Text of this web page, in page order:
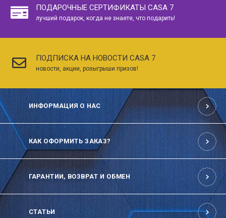
ПОДАРОЧНЫЕ СЕРТИФИКАТЫ CASA 7
лучший подарок, когда не знаете, что подарить!
ПОДПИСКА НА НОВОСТИ CASA 7
новости, акции, розыгрыши призов!
ИНФОРМАЦИЯ О НАС
КАК ОФОРМИТЬ ЗАКАЗ?
ГАРАНТИИ, ВОЗВРАТ И ОБМЕН
СТАТЬИ